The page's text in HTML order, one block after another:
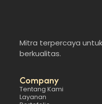
Mitra terpercaya
berkualitas.
Company
Tentang Kami
Layanan